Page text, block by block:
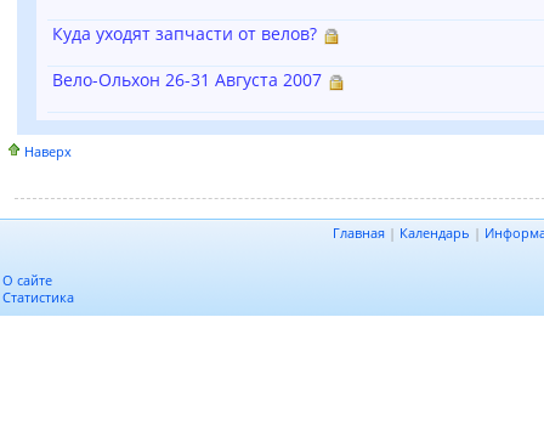
Куда уходят запчасти от велов?
Вело-Ольхон 26-31 Августа 2007
Наверх
Главная | Календарь |
О сайте
Статистика